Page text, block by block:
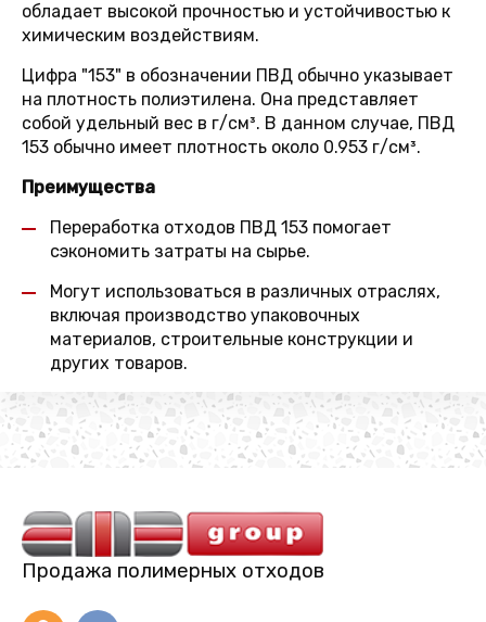
обладает высокой прочностью и устойчивостью к
химическим воздействиям.
Цифра "153" в обозначении ПВД обычно указывает
на плотность полиэтилена. Она представляет
собой удельный вес в г/см³. В данном случае, ПВД
153 обычно имеет плотность около 0.953 г/см³.
Преимущества
Переработка отходов ПВД 153 помогает
сэкономить затраты на сырье.
Могут использоваться в различных отраслях,
включая производство упаковочных
материалов, строительные конструкции и
других товаров.
Продажа полимерных отходов